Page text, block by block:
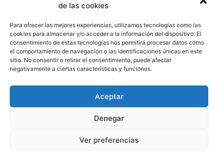
de las cookies
Para ofrecer las mejores experiencias, utilizamos tecnologías como las
cookies para almacenar y/o acceder a la información del dispositivo. El
consentimiento de estas tecnologías nos permitirá procesar datos como
el comportamiento de navegación o las identificaciones únicas en este
sitio. No consentir o retirar el consentimiento, puede afectar
negativamente a ciertas características y funciones.
Aceptar
Denegar
Ver preferencias
S'abonner à la newsletter
Erreur :Formulaire de contact non trouvé !
Términos y
Política de
Privacidad
Política
Aviso